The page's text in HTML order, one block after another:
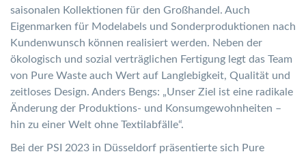
saisonalen Kollektionen für den Großhandel. Auch
Eigenmarken für Modelabels und Sonderproduktionen nach
Kundenwunsch können realisiert werden. Neben der
ökologisch und sozial verträglichen Fertigung legt das Team
von Pure Waste auch Wert auf Langlebigkeit, Qualität und
zeitloses Design. Anders Bengs: „Unser Ziel ist eine radikale
Änderung der Produktions- und Konsumgewohnheiten –
hin zu einer Welt ohne Textilabfälle“.
Bei der PSI 2023 in Düsseldorf präsentierte sich Pure